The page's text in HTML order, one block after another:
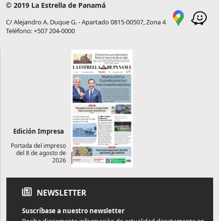
© 2019 La Estrella de Panamá
C/ Alejandro A. Duque G. - Apartado 0815-00507, Zona 4
Teléfono: +507 204-0000
Edición Impresa
Portada del impreso
del 8 de agosto de
2026
NEWSLETTER
Suscríbase a nuestro newsletter